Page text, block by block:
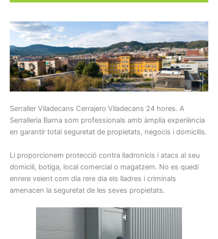
Serraller Viladecans Cerrajero Viladecans 24 hores. A
Serralleria Barna som professionals amb àmplia experiència
en garantir total seguretat de propietats, negocis i domicilis.
Li proporcionem protecció contra lladronicis i atacs al seu
domicili, botiga, local comercial o magatzem. No es quedi
enrere veient com dia rere dia els lladres i criminals
amenacen la seguretat de les seves propietats.